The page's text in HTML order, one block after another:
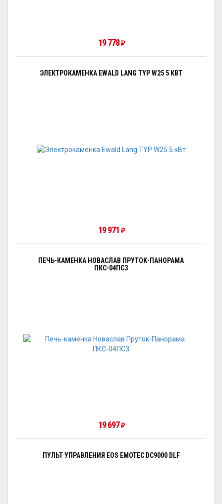
19 778₽
ЭЛЕКТРОКАМЕНКА EWALD LANG TYP W25 5 КВТ
19 971 ₽
ПЕЧЬ-КАМЕНКА НОВАСЛАВ ПРУТОК-ПАНОРАМА
ПКС-04ПС3
19 697₽
ПУЛЬТ УПРАВЛЕНИЯ EOS EMOTEC DC9000 DLF